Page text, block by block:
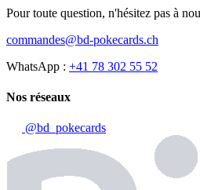
Pour toute question, n'hésitez pas à
commandes@bd-pokecards.ch
WhatsApp : +41 78 302 55 52
Nos réseaux
@bd_pokecards